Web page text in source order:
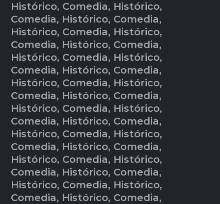
Histórico, Comedia, Histórico,
Comedia, Histórico, Comedia,
Histórico, Comedia, Histórico,
Comedia, Histórico, Comedia,
Histórico, Comedia, Histórico,
Comedia, Histórico, Comedia,
Histórico, Comedia, Histórico,
Comedia, Histórico, Comedia,
Histórico, Comedia, Histórico,
Comedia, Histórico, Comedia,
Histórico, Comedia, Histórico,
Comedia, Histórico, Comedia,
Histórico, Comedia, Histórico,
Comedia, Histórico, Comedia,
Histórico, Comedia, Histórico,
Comedia, Histórico, Comedia,